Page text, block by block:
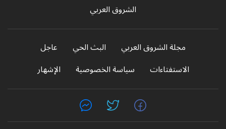
الشروق العربي
مجلة الشروق العربي البث الحي
عاجل
الاستفتاءات
سياسة الخصوصية الإشهار